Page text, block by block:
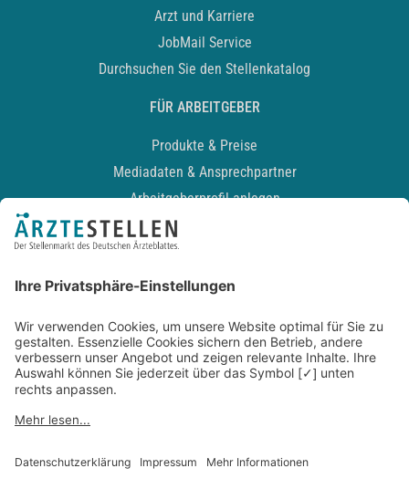
Arzt und Karriere
JobMail Service
Durchsuchen Sie den Stellenkatalog
FÜR ARBEITGEBER
Produkte & Preise
Mediadaten & Ansprechpartner
Arbeitgeberprofil anlegen
Recruiting-Podcast
Kontakt
Datenschutz
Newsletter